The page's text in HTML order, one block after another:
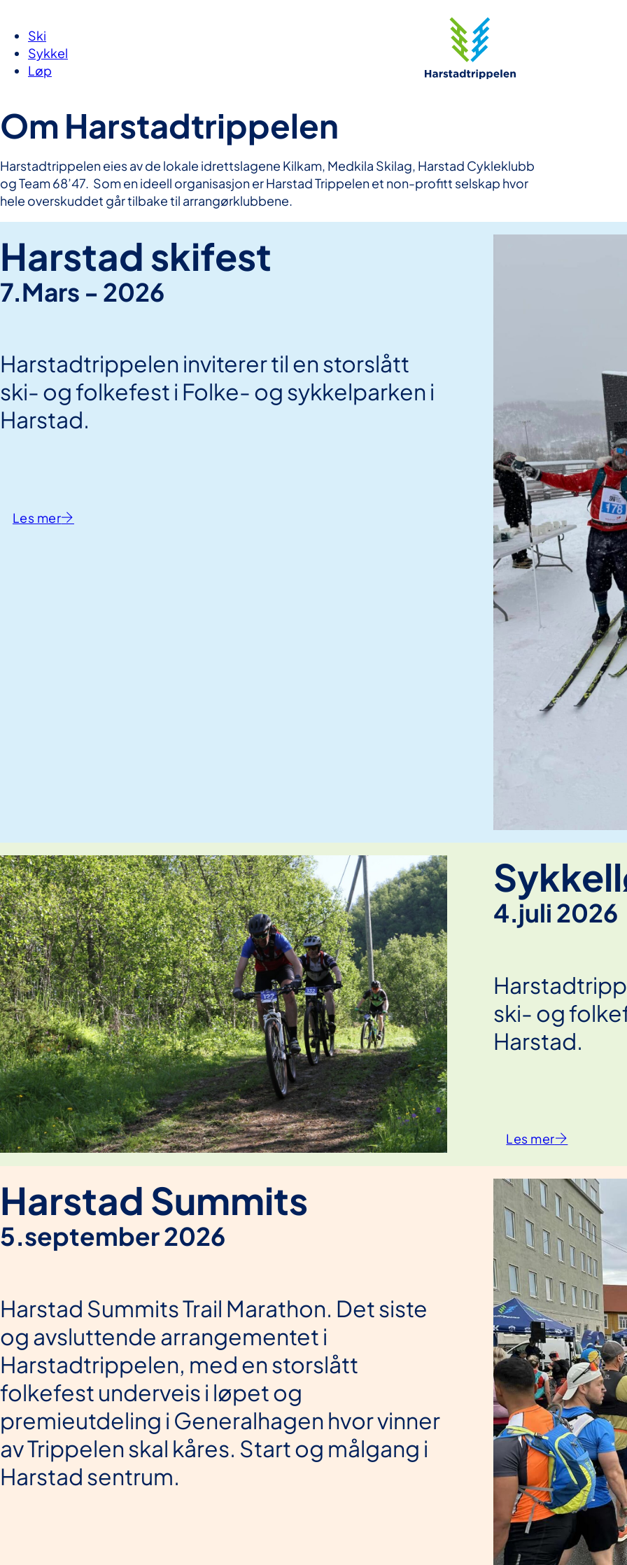
Ski
Sykkel
Løp
Om Harstadtrippelen
Harstadtrippelen eies av de lokale idrettslagene Kilkam, Medkila Skilag, Harstad Cykleklubb
og Team 68’47. Som en ideell organisasjon er Harstad Trippelen et non-profitt selskap hvor
hele overskuddet går tilbake til arrangørklubbene.
Harstad skifest
7.Mars - 2026
Harstadtrippelen inviterer til en storslått
ski- og folkefest i Folke- og sykkelparken i
Harstad.
Les mer
4.juli 2026
ski- og
Harstad.
Les mer
Harstad Summits
5.september 2026
Harstad Summits Trail Marathon. Det siste
og avsluttende arrangementet i
Harstadtrippelen, med en storslått
folkefest underveis i løpet og
premieutdeling i Generalhagen hvor vinner
av Trippelen skal kåres. Start og målgang i
Harstad sentrum.